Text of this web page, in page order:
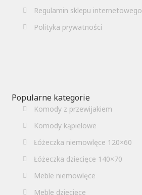
Regulamin sklepu internetowego
Polityka prywatności
Popularne kategorie
Komody z przewijakiem
Komody kąpielowe
Łóżeczka niemowlęce 120×60
Łóżeczka dziecięce 140×70
Meble niemowlęce
Meble dziecięce